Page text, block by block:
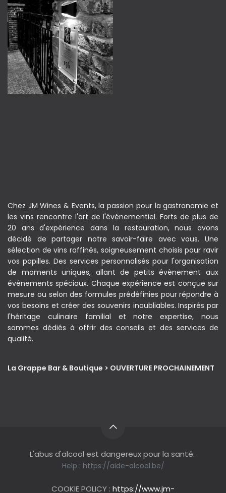
Chez JM Wines & Events, la passion pour la gastronomie et
les vins rencontre l'art de l'événementiel. Forts de plus de
20 ans d'expérience dans la restauration, nous avons
décidé de partager notre savoir-faire avec vous. Une
sélection de vins raffinés, soigneusement choisis pour ravir
vos papilles. Des services personnalisés pour l'organisation
de moments uniques, allant de petits évènement aux
événements spéciaux. Chaque expérience est conçue sur
mesure ou selon des formules prédéfinies pour répondre à
vos besoins et créer des souvenirs inoubliables. Inspirés par
l'héritage culinaire familial et notre expertise, nous
sommes dédiés à offrir des conseils et des services de
qualité.
La Grappe Bar & Boutique > OUVERTURE PROCHAINEMENT
L'abus d'alcool est dangereux pour la santé.
Help : https://aide-alcool.be/
COOKIE POLICY : https://www.jm-